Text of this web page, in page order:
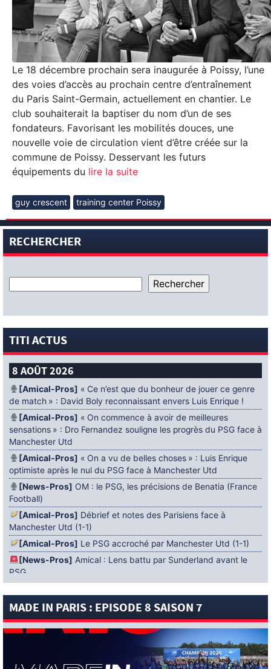
Le 18 décembre prochain sera inaugurée à Poissy, l’une
des voies d’accès au prochain centre d’entraînement
du Paris Saint-Germain, actuellement en chantier. Le
club souhaiterait la baptiser du nom d’un de ses
fondateurs. Favorisant les mobilités douces, une
nouvelle voie de circulation vient d’être créée sur la
commune de Poissy. Desservant les futurs
équipements du lire la suite
guy crescent training center Poissy
RECHERCHER
TITI ACTUS
8 AOÛT 2026
[Amical-Pros] « Ce n’est que du bonheur de jouer ce genre
de match » : David Boly reconnaissant envers Luis Enrique !
[Amical-Pros] « On commence à avoir de meilleures
sensations » : Dro Fernandez souligne les progrès du PSG face à
Manchester Utd
[Amical-Pros] « On a vu de belles choses » : Luis Enrique
optimiste après le nul du PSG face à Manchester Utd
[News-Pros] OM : le PSG, les précisions de Benatia (France
Football)
[Amical-Pros] Débrief et notes des Parisiens face à
Manchester Utd (1-1)
[Amical-Pros] Le PSG accroché par Manchester Utd (1-1)
[News-Pros] Amical : Lens battu par Sunderland avant le
PSG
5 AOÛT 2026
[News-Pros]Le Barça aurait fixé une deadline au PSG dans
le dossier Ferran Torres (Diario Sport)
[News-Pros]Amical : Le groupe du PSG avec 15 Titis face à
[News-Pros]Rumeur : Le Bayer Leverkusen aurait lancé des
MADE IN PARIS : EPISODE 8 SAISON 7